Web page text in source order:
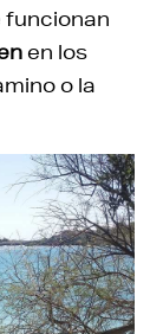
funcionan
en los
o la